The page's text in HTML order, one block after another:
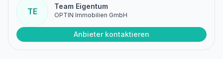
TE
Team Eigentum
OPTIN Immobilien GmbH
Anbieter kontaktieren